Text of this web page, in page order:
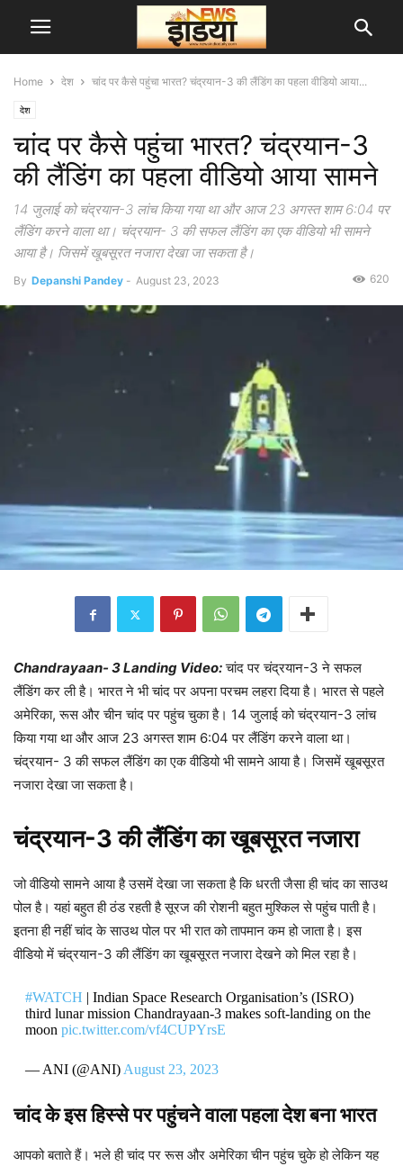
Home देश चांद पर कैसे पहुंचा भारत? चंद्रयान-3 की लैंडिंग का पहला वीडियो आया...
देश
चांद पर कैसे पहुंचा भारत? चंद्रयान-3
की लैंडिंग का पहला वीडियो आया सामने
14 जुलाई को चंद्रयान-3 लांच किया गया था और आज 23 अगस्त शाम 6:04 पर
लैंडिंग करने वाला था। चंद्रयान- 3 की सफल लैंडिंग का एक वीडियो भी सामने
आया है। जिसमें खूबसूरत नजारा देखा जा सकता है।
By Depanshi Pandey - August 23, 2023 620
Chandrayaan- 3 Landing Video: चांद पर चंद्रयान-3 ने सफल
लैंडिंग कर ली है। भारत ने भी चांद पर अपना परचम लहरा दिया है। भारत से पहले
अमेरिका, रूस और चीन चांद पर पहुंच चुका है। 14 जुलाई को चंद्रयान-3 लांच
किया गया था और आज 23 अगस्त शाम 6:04 पर लैंडिंग करने वाला था।
चंद्रयान- 3 की सफल लैंडिंग का एक वीडियो भी सामने आया है। जिसमें खूबसूरत
नजारा देखा जा सकता है।
चंद्रयान-3 की लैंडिंग का खूबसूरत नजारा
जो वीडियो सामने आया है उसमें देखा जा सकता है कि धरती जैसा ही चांद का साउथ
पोल है। यहां बहुत ही ठंड रहती है सूरज की रोशनी बहुत मुश्किल से पहुंच पाती है।
इतना ही नहीं चांद के साउथ पोल पर भी रात को तापमान कम हो जाता है। इस
वीडियो में चंद्रयान-3 की लैंडिंग का खूबसूरत नजारा देखने को मिल रहा है।
#WATCH | Indian Space Research Organisation’s (ISRO)
third lunar mission Chandrayaan-3 makes soft-landing on the
moon pic.twitter.com/vf4CUPYrsE
— ANI (@ANI) August 23, 2023
चांद के इस हिस्से पर पहुंचने वाला पहला देश बना भारत
आपको बताते हैं। भले ही चांद पर रूस और अमेरिका चीन पहुंच चुके हो लेकिन यह